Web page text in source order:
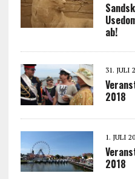
ab!
31. JULI
2018
1. JULI
2018